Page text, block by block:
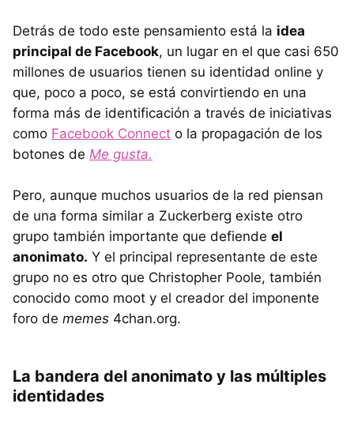
Detrás de todo este pensamiento está la idea
principal de Facebook, un lugar en el que casi 650
millones de usuarios tienen su identidad online y
que, poco a poco, se está convirtiendo en una
forma más de identificación a través de iniciativas
como Facebook Connect o la propagación de los
botones de Me gusta.
Pero, aunque muchos usuarios de la red piensan
de una forma similar a Zuckerberg existe otro
grupo también importante que defiende el
anonimato. Y el principal representante de este
grupo no es otro que Christopher Poole, también
conocido como moot y el creador del imponente
foro de memes 4chan.org.
La bandera del anonimato y las múltiples
identidades